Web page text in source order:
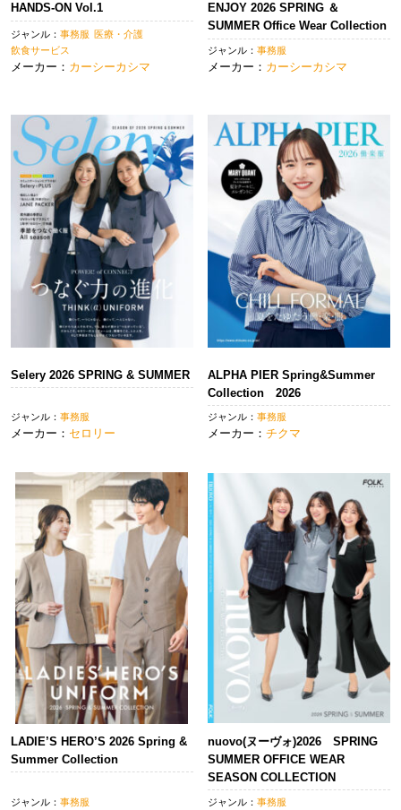
HANDS-ON Vol.1
ジャンル： 事務服 医療・介護
飲食サービス
メーカー： カーシーカシマ
ENJOY 2026 SPRING ＆
SUMMER Office Wear Collection
ジャンル：事務服
メーカー： カーシーカシマ
Selery 2026 SPRING & SUMMER
ジャンル： 事務服
メーカー： セロリー
ALPHA PIER Spring&Summer
Collection 2026
ジャンル：事務服
メーカー：チクマ
LADIE’S HERO’S 2026 Spring &
Summer Collection
ジャンル： 事務服
nuovo(ヌーヴォ)2026 SPRING
SUMMER OFFICE WEAR
SEASON COLLECTION
ジャンル：事務服